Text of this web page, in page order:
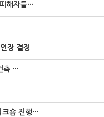
자들···
장 결정
···
숍 진행···